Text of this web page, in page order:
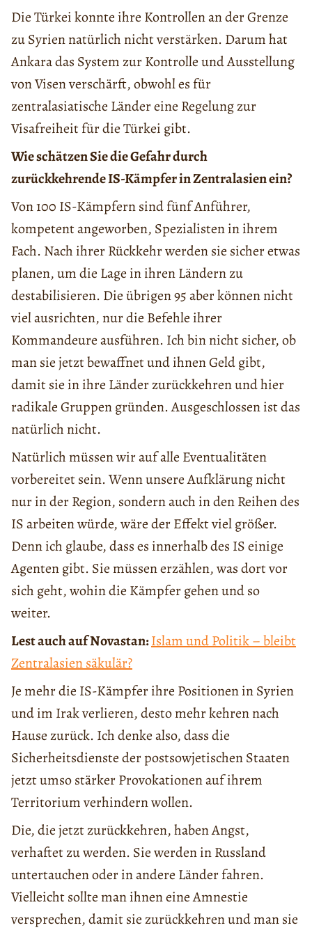
Die Türkei konnte ihre Kontrollen an der Grenze
zu Syrien natürlich nicht verstärken. Darum hat
Ankara das System zur Kontrolle und Ausstellung
von Visen verschärft, obwohl es für
zentralasiatische Länder eine Regelung zur
Visafreiheit für die Türkei gibt.
Wie schätzen Sie die Gefahr durch
zurückkehrende IS-Kämpfer in Zentralasien ein?
Von 100 IS-Kämpfern sind fünf Anführer,
kompetent angeworben, Spezialisten in ihrem
Fach. Nach ihrer Rückkehr werden sie sicher etwas
planen, um die Lage in ihren Ländern zu
destabilisieren. Die übrigen 95 aber können nicht
viel ausrichten, nur die Befehle ihrer
Kommandeure ausführen. Ich bin nicht sicher, ob
man sie jetzt bewaffnet und ihnen Geld gibt,
damit sie in ihre Länder zurückkehren und hier
radikale Gruppen gründen. Ausgeschlossen ist das
natürlich nicht.
Natürlich müssen wir auf alle Eventualitäten
vorbereitet sein. Wenn unsere Aufklärung nicht
nur in der Region, sondern auch in den Reihen des
IS arbeiten würde, wäre der Effekt viel größer.
Denn ich glaube, dass es innerhalb des IS einige
Agenten gibt. Sie müssen erzählen, was dort vor
sich geht, wohin die Kämpfer gehen und so
weiter.
Lest auch auf Novastan:Islam und Politik – bleibt
Zentralasien säkulär?
Je mehr die IS-Kämpfer ihre Positionen in Syrien
und im Irak verlieren, desto mehr kehren nach
Hause zurück. Ich denke also, dass die
Sicherheitsdienste der postsowjetischen Staaten
jetzt umso stärker Provokationen auf ihrem
Territorium verhindern wollen.
Die, die jetzt zurückkehren, haben Angst,
verhaftet zu werden. Sie werden in Russland
untertauchen oder in andere Länder fahren.
Vielleicht sollte man ihnen eine Amnestie
versprechen, damit sie zurückkehren und man sie